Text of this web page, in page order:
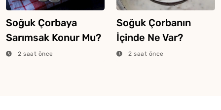
Soğuk Çorbaya
Sarımsak Konur Mu?
2 saat önce
Soğuk Çorbanın
İçinde Ne Var?
2 saat önce